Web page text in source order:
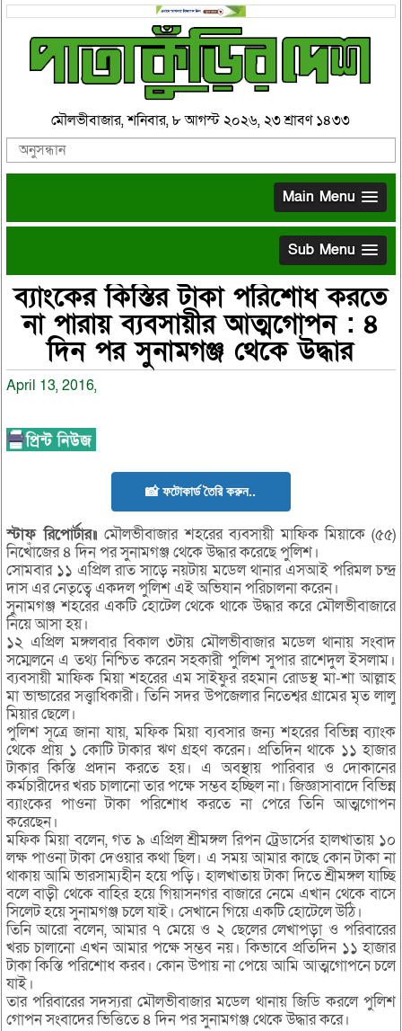
মৌলভীবাজার, শনিবার, ৮ আগস্ট ২০২৬, ২৩ শ্রাবণ ১৪৩৩
Main Menu
Sub Menu
ব্যাংকের কিস্তির টাকা পরিশোধ করতে
না পারায় ব্যবসায়ীর আত্মগোপন : ৪
দিন পর সুনামগঞ্জ থেকে উদ্ধার
April 13, 2016,
📸 ফটোকার্ড তৈরি করুন..
স্টাফ রিপোর্টার॥ মৌলভীবাজার শহরের ব্যবসায়ী মাফিক মিয়াকে (৫৫)
নিখোঁজের ৪ দিন পর সুনামগঞ্জ থেকে উদ্ধার করেছে পুলিশ।
সোমবার ১১ এপ্রিল রাত সাড়ে নয়টায় মডেল থানার এসআই পরিমল চন্দ্র
দাস এর নেতৃত্বে একদল পুলিশ এই অভিযান পরিচালনা করেন।
সুনামগঞ্জ শহরের একটি হোটেল থেকে থাকে উদ্ধার করে মৌলভীবাজারে
নিয়ে আসা হয়।
১২ এপ্রিল মঙ্গলবার বিকাল ৩টায় মৌলভীবাজার মডেল থানায় সংবাদ
সম্মেলনে এ তথ্য নিশ্চিত করেন সহকারী পুলিশ সুপার রাশেদুল ইসলাম।
ব্যবসায়ী মাফিক মিয়া শহরের এম সাইফুর রহমান রোডস্থ মা-শা আল্লাহ
মা ভান্ডারের সত্ত্বাধিকারী। তিনি সদর উপজেলার নিতেশ্বর গ্রামের মৃত লালু
মিয়ার ছেলে।
পুলিশ সূত্রে জানা যায়, মফিক মিয়া ব্যবসার জন্য শহরের বিভিন্ন ব্যাংক
থেকে প্রায় ১ কোটি টাকার ঋণ গ্রহণ করেন। প্রতিদিন থাকে ১১ হাজার
টাকার কিস্তি প্রদান করতে হয়। এ অবস্থায় পারিবার ও দোকানের
কর্মচারীদের খরচ চালানো তার পক্ষে সম্ভব হচ্ছিল না। জিজ্ঞাসাবাদে বিভিন্ন
ব্যাংকের পাওনা টাকা পরিশোধ করতে না পেরে তিনি আত্মগোপন
করেছেন।
মফিক মিয়া বলেন, গত ৯ এপ্রিল শ্রীমঙ্গল রিপন ট্রেডার্সের হালখাতায় ১০
লক্ষ পাওনা টাকা দেওয়ার কথা ছিল। এ সময় আমার কাছে কোন টাকা না
থাকায় আমি ভারসাম্যহীন হয়ে পড়ি। হালখাতায় টাকা দিতে শ্রীমঙ্গল যাচ্ছি
বলে বাড়ী থেকে বাহির হয়ে গিয়াসনগর বাজারে নেমে এখান থেকে বাসে
সিলেট হয়ে সুনামগঞ্জ চলে যাই। সেখানে গিয়ে একটি হোটেলে উঠি।
তিনি আরো বলেন, আমার ৭ মেয়ে ও ২ ছেলের লেখাপড়া ও পরিবারের
খরচ চালানো এখন আমার পক্ষে সম্ভব নয়। কিভাবে প্রতিদিন ১১ হাজার
টাকা কিস্তি পরিশোধ করব। কোন উপায় না পেয়ে আমি আত্মগোপনে চলে
যাই।
তার পরিবারের সদস্যরা মৌলভীবাজার মডেল থানায় জিডি করলে পুলিশ
গোপন সংবাদের ভিত্তিতে ৪ দিন পর সুনামগঞ্জ থেকে উদ্ধার করে।